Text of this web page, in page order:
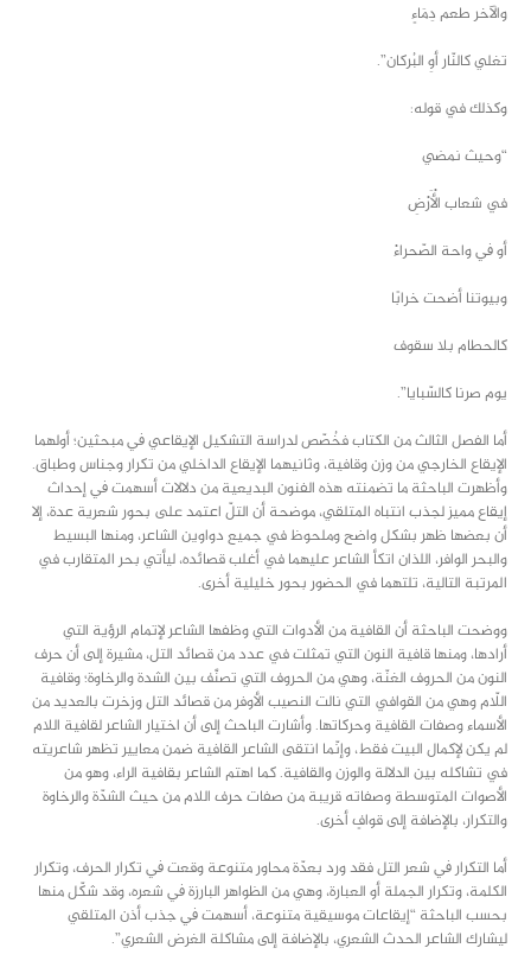
والآخر طعم دِمَاءٍ
تغلي كالنّار أوِ البُركان”.
وكذلك في قوله:
“وحيث نمضي
في شعاب الْأَرْضِ
أو ﰲ واحة الصّحراءْ
وبيوتنا أضحت خرابًا
كالحطام بلا سقوف
يوم صرنا كالسّبايا”.
أما الفصل الثالث من الكتاب فخُصّص لدراسة التشكيل الإيقاعي ﰲ مبحثين؛ أولهما
الإيقاع الخارجي من وزن وقافية، وثانيهما الإيقاع الداخلي من تكرار وجناس وطباق.
وأظهرت الباحثة ما تضمنته هذه الفنون البديعية من دلالات أسهمت ﰲ إحداث
إيقاع مميز لجذب انتباه المتلقي، موضحة أن التلّ اعتمد على بحور شعرية عدة، إلا
أن بعضها ظهر بشكل واضح وملحوظ في جميع دواوين الشاعر، ومنها البسيط
والبحر الوافر، اللذان اتكأ الشاعر عليهما في أغلب قصائده، ليأتي بحر المتقارب في
المرتبة التالية، تلتهما في الحضور بحور خليلية أخرى.
ووضحت الباحثة أن القافية من الأدوات التي وظفها الشاعر لإتمام الرؤية التي
أرادها، ومنها قافية النون التي تمثلت في عدد من قصائد التل، مشيرة إلى أن حرف
النون من الحروف الغنّة، وهي من الحروف التي تصنَّف بين الشدة والرخاوة؛ وقافية
اللّام وهي من القوافي التي نالت النصيب الأوفر من قصائد التل وزخرت بالعديد من
الأسماء وصفات القافية وحركاتها. وأشارت الباحث إلى أن اختيار الشاعر لقافية اللام
لم يكن لإكمال البيت فقط، وإنّما انتقى الشاعر القافية ضمن معايير تظهر شاعريته
في تشاكله بين الدلالة والوزن والقافية. كما اهتم الشاعر بقافية الراء، وهو من
الأصوات المتوسطة وصفاته قريبة من صفات حرف اللام من حيث الشدّة والرخاوة
والتكرار، بالإضافة إلى قوافٍ أخرى.
أما التكرار ﰲ شعر التل فقد ورد بعدّة محاور متنوعة وقعت ﰲ تكرار الحرف، وتكرار
الكلمة، وتكرار الجملة أو العبارة، وهي من الظواهر البارزة ﰲ شعره، وقد شكّل منها
بحسب الباحثة “إيقاعات موسيقية متنوعة، أسهمت ﰲ جذب أذن المتلقي
ليشارك الشاعر الحدث الشعري، بالإضافة إلى مشاكلة الغرض الشعري”.